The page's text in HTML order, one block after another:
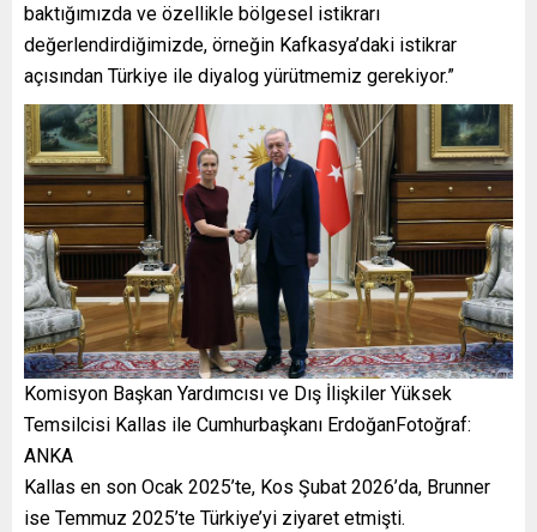
baktığımızda ve özellikle bölgesel istikrarı
değerlendirdiğimizde, örneğin Kafkasya’daki istikrar
açısından Türkiye ile diyalog yürütmemiz gerekiyor.”
Komisyon Başkan Yardımcısı ve Dış İlişkiler Yüksek
Temsilcisi Kallas ile Cumhurbaşkanı ErdoğanFotoğraf:
ANKA
Kallas en son Ocak 2025’te, Kos Şubat 2026’da, Brunner
ise Temmuz 2025’te Türkiye’yi ziyaret etmişti.